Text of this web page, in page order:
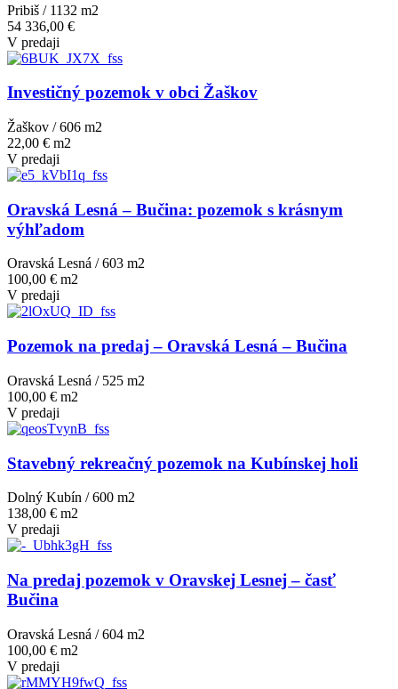
Pribiš / 1132 m2
54 336,00 €
V predaji
Investičný pozemok v obci Žaškov
Žaškov / 606 m2
22,00 € m2
V predaji
Oravská Lesná – Bučina: pozemok s krásnym
výhľadom
Oravská Lesná / 603 m2
100,00 € m2
V predaji
Pozemok na predaj – Oravská Lesná – Bučina
Oravská Lesná / 525 m2
100,00 € m2
V predaji
Stavebný rekreačný pozemok na Kubínskej holi
Dolný Kubín / 600 m2
138,00 € m2
V predaji
Na predaj pozemok v Oravskej Lesnej – časť
Bučina
Oravská Lesná / 604 m2
100,00 € m2
V predaji